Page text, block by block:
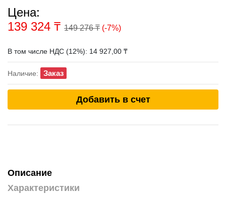
Цена:
139 324 ₸ 149 276 ₸ (-7%)
В том числе НДС (12%): 14 927,00 ₸
Наличие: Заказ
Добавить в счет
Описание
Характеристики